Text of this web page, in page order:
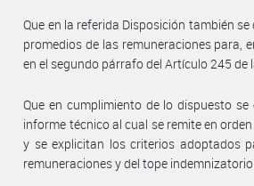
Que en la referida Disposición también
promedios de las remuneraciones para,
en el segundo párrafo del Artículo 245 de
Que en cumplimiento de lo dispuesto
informe técnico al cual se remite en
y se explicitan los criterios adoptados
remuneraciones y del tope